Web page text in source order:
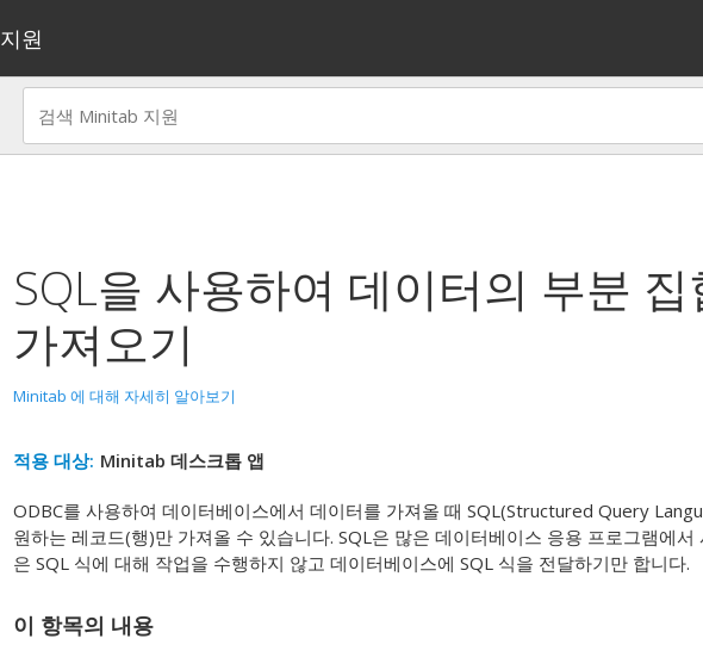
지원
SQL을 사용하여 데이터의 부분 집
가져오기
Minitab 에 대해 자세히 알아보기
적용 대상: Minitab 데스크톱 앱
ODBC를 사용하여 데이터베이스에서 데이터를 가져올 때 SQL(Structured Query
원하는 레코드(행)만 가져올 수 있습니다. SQL은 많은 데이터베이스 응용 프로그램에서
은 SQL 식에 대해 작업을 수행하지 않고 데이터베이스에 SQL 식을 전달하기만 합니다.
이 항목의 내용